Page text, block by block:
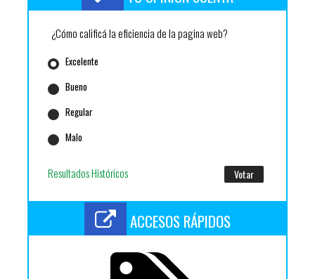
¿Cómo calificá la eficiencia de la pagina web?
Excelente
Bueno
Regular
Malo
Resultados Históricos
ACCESOS RÁPIDOS